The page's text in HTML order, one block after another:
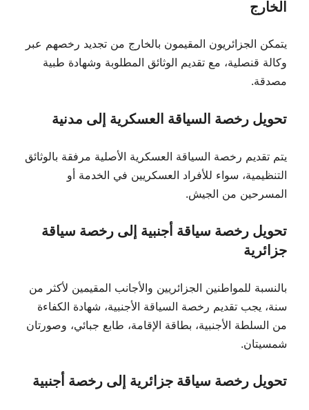
الخارج
يتمكن الجزائريون المقيمون بالخارج من تجديد رخصهم عبر
وكالة قنصلية، مع تقديم الوثائق المطلوبة وشهادة طبية
مصدقة.
تحويل رخصة السياقة العسكرية إلى مدنية
يتم تقديم رخصة السياقة العسكرية الأصلية مرفقة بالوثائق
التنظيمية، سواء للأفراد العسكريين في الخدمة أو
المسرحين من الجيش.
تحويل رخصة سياقة أجنبية إلى رخصة سياقة
جزائرية
بالنسبة للمواطنين الجزائريين والأجانب المقيمين لأكثر من
سنة، يجب تقديم رخصة السياقة الأجنبية، شهادة الكفاءة
من السلطة الأجنبية، بطاقة الإقامة، طابع جبائي، وصورتان
شمسيتان.
تحويل رخصة سياقة جزائرية إلى رخصة أجنبية